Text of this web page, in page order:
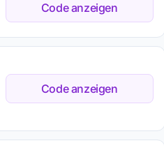
Code anzeigen
Code anzeigen